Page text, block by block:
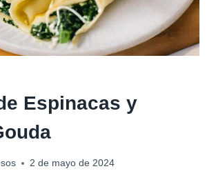
Espinacas y
2 de mayo de 2024